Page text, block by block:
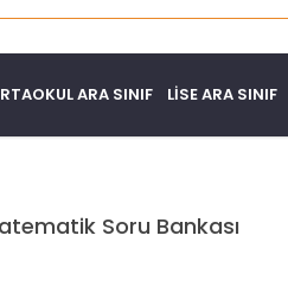
LISE ARA SINIF
ARA SINIF
Soru Bankası